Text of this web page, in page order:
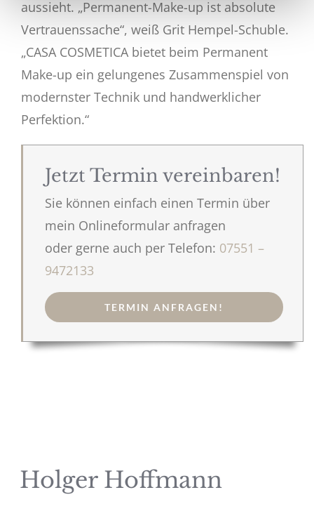
aussieht. „Permanent-Make-up ist absolute
Vertrauenssache“, weiß Grit Hempel-Schuble.
„CASA COSMETICA bietet beim Permanent
Make-up ein gelungenes Zusammenspiel von
modernster Technik und handwerklicher
Perfektion.“
Jetzt Termin vereinbaren!
Sie können einfach einen Termin über
mein Onlineformular anfragen
oder gerne auch per Telefon: 07551 –
9472133
TERMIN ANFRAGEN!
Holger Hoffmann